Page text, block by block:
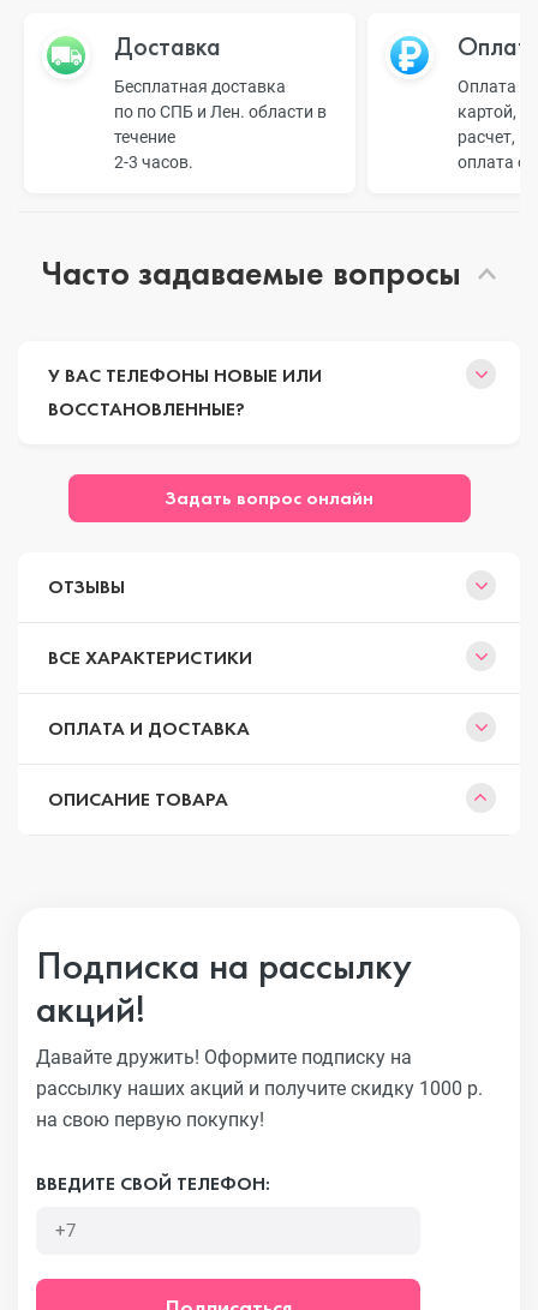
Доставка
Бесплатная доставка
по по СПБ и Лен. области в
течение
2-3 часов.
Оплата
картой,
расчет,
оплата
Часто задаваемые вопросы
У ВАС ТЕЛЕФОНЫ НОВЫЕ ИЛИ
ВОССТАНОВЛЕННЫЕ?
Задать вопрос онлайн
ОТЗЫВЫ
ВСЕ ХАРАКТЕРИСТИКИ
ОПЛАТА И ДОСТАВКА
ОПИСАНИЕ ТОВАРА
Подписка на рассылку
акций!
Давайте дружить! Оформите подписку на
рассылку наших акций и получите скидку 1000 р.
на свою первую покупку!
ВВЕДИТЕ СВОЙ ТЕЛЕФОН: